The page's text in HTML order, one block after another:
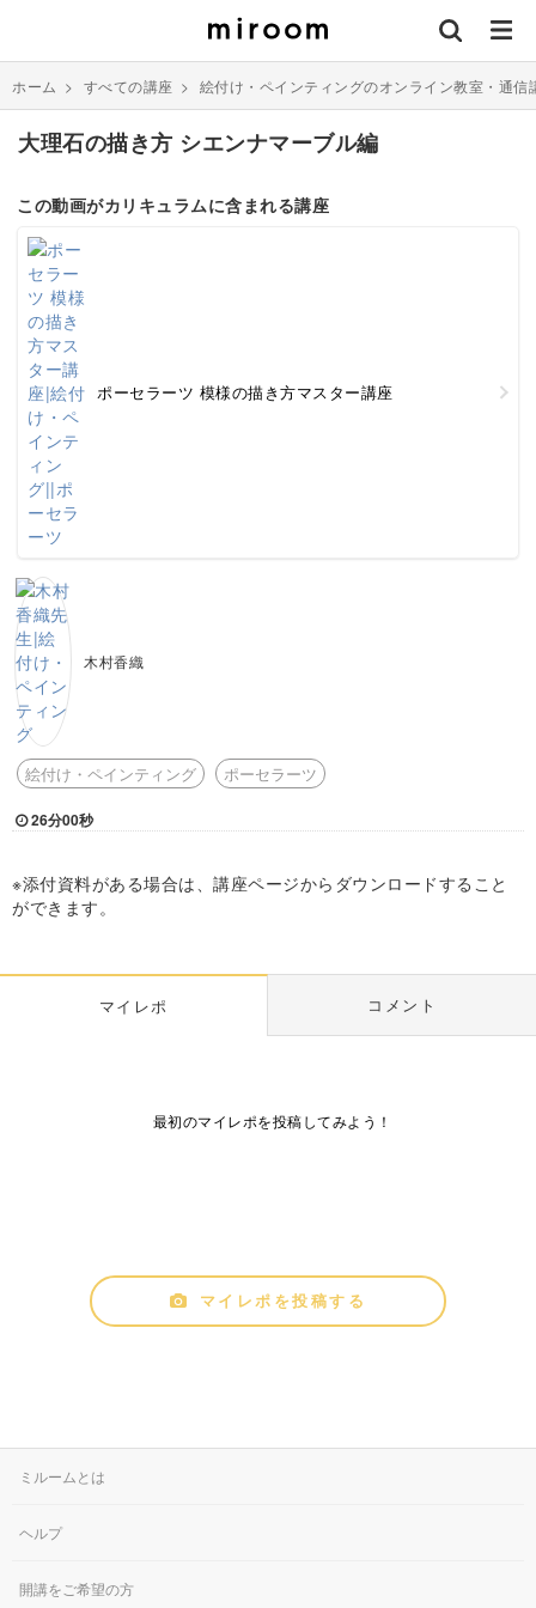
ホーム > すべての講座 > 絵付け・ペインティングのオンライン教室・通信
大理石の描き方 シエンナマーブル編
この動画がカリキュラムに含まれる講座
ポーセラーツ 模様の描き方マスター講座
木村香織
絵付け・ペインティング ポーセラーツ
26分00秒
※添付資料がある場合は、講座ページからダウンロードすること
ができます。
マイレポ コメント
最初のマイレポを投稿してみよう！
マイレポを投稿する
ミルームとは
ヘルプ
開講をご希望の方